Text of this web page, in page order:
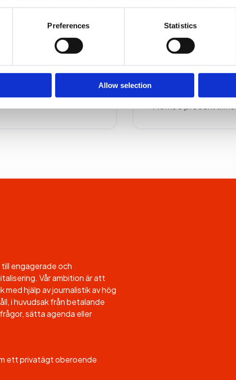
of our site with our social media, advertising and analytics
provided to them or that they’ve collected from your use of their
Preferences Statistics
Allow selection
10-19 mottagare: 9
20-40 mottagare:
*Moms 6 procent
engagerade och
Vår ambition är att
med hjälp av journalistik av hög
i huvudsak från betalande
sätta agenda eller
ett privatägt oberoende